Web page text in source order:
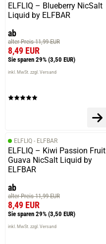
ELFLIQ – Blueberry NicSalt
Liquid by ELFBAR
ab
alter Preis 11,99 EUR
8,49 EUR
Sie sparen 29% (3,50 EUR)
inkl. MwSt. zzgl. Versand
ELFLIQ - ELFBAR
ELFLIQ – Kiwi Passion Fruit
Guava NicSalt Liquid by
ELFBAR
ab
alter Preis 11,99 EUR
8,49 EUR
Sie sparen 29% (3,50 EUR)
inkl. MwSt. zzgl. Versand